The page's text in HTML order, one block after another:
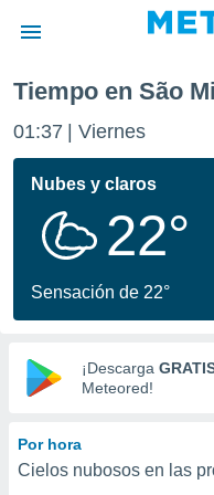
de
ha
calidad.
a este
las
y
digital
basada
Tiempo en São
01:37 Viernes
Nubes y claros
22°
Sensación de 22°
¡Descarga
Meteored!
Por hora
Cielos nubosos en las